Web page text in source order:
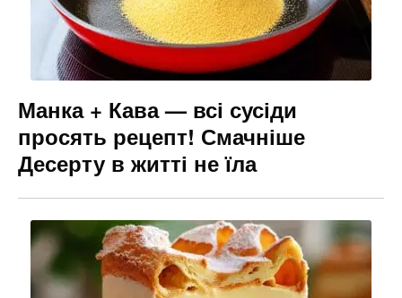
Манка + Кава — всі сусіди
просять рецепт! Смачніше
Десерту в житті не їла